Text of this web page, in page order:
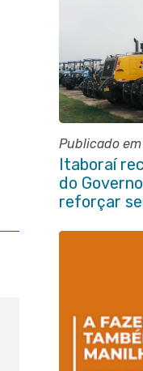
Publicado
Itaboraí
do
reforçar